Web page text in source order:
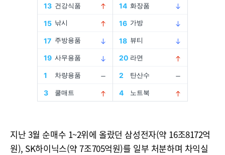
지난 3월 순매수 1~2위에 올랐던 삼성전자(약 16조8172억
원), SK하이닉스(약 7조705억원)를 일부 처분하며 차익실